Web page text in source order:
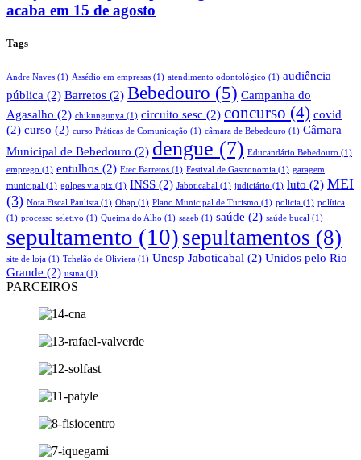
acaba em 15 de agosto
Tags
Andre Naves (1) Assédio em empresas (1) atendimento odontológico (1) audiência
pública (2) Barretos (2) Bebedouro (5) Campanha do
Agasalho (2) chikungunya (1) circuito sesc (2) concurso (4) covid
(2) curso (2) curso Práticas de Comunicação (1) câmara de Bebedouro (1) Câmara
Municipal de Bebedouro (2) dengue (7) Educandário Bebedouro (1)
emprego (1) entulhos (2) Etec Barretos (1) Festival de Gastronomia (1) garagem
municipal (1) golpes via pix (1) INSS (2) Jaboticabal (1) judiciário (1) luto (2) MEI
(3) Nota Fiscal Paulista (1) Obap (1) Plano Municipal de Turismo (1) policia (1) política
(1) processo seletivo (1) Queima do Alho (1) saaeb (1) saúde (2) saúde bucal (1)
sepultamento (10) sepultamentos (8)
site de loja (1) Tchelão de Oliviera (1) Unesp Jaboticabal (2) Unidos pelo Rio
Grande (2) usina (1)
PARCEIROS